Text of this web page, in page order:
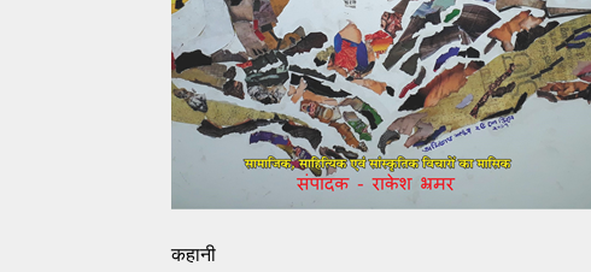
कहानी